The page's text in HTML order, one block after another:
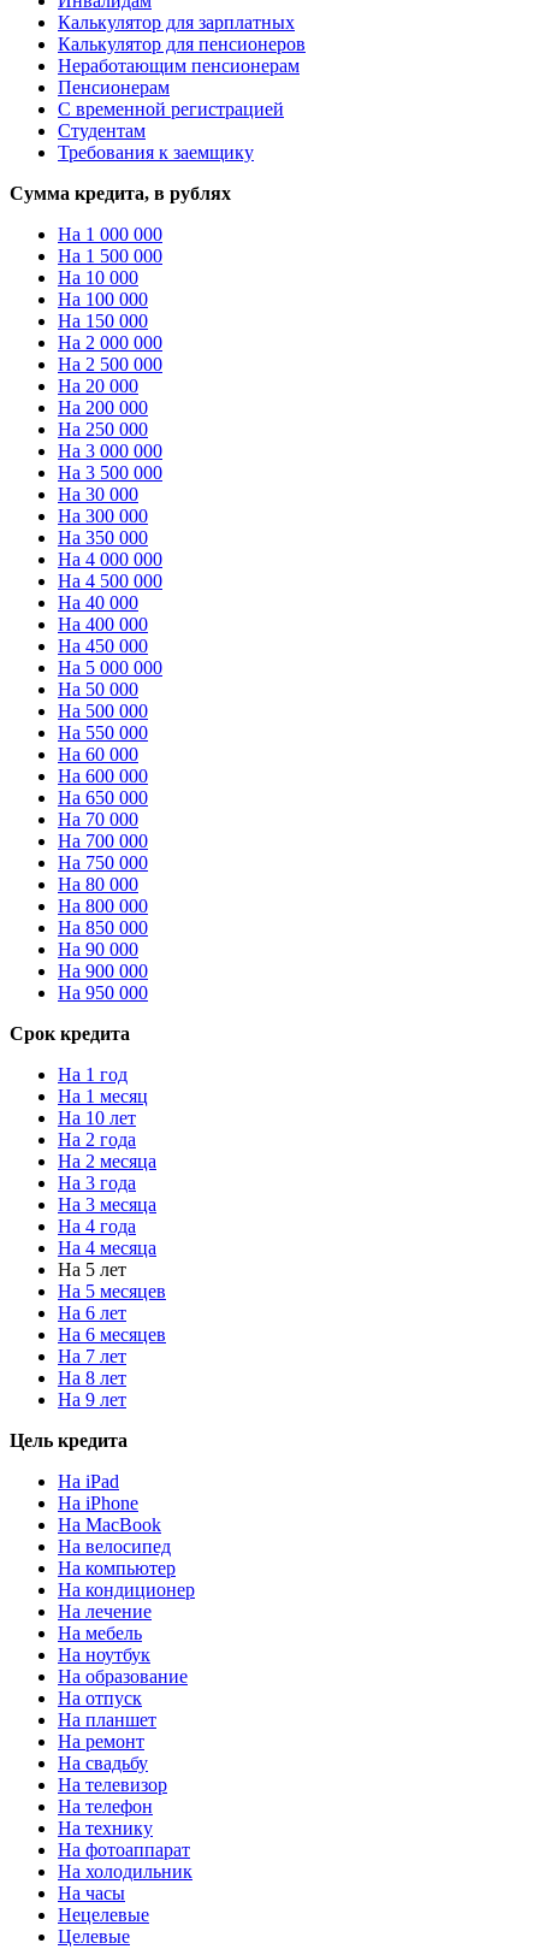
Калькулятор для зарплатных
Калькулятор для пенсионеров
Неработающим пенсионерам
Пенсионерам
С временной регистрацией
Студентам
Требования к заемщику
Сумма кредита, в рублях
На 1 000 000
На 1 500 000
На 10 000
На 100 000
На 150 000
На 2 000 000
На 2 500 000
На 20 000
На 200 000
На 250 000
На 3 000 000
На 3 500 000
На 30 000
На 300 000
На 350 000
На 4 000 000
На 4 500 000
На 40 000
На 400 000
На 450 000
На 5 000 000
На 50 000
На 500 000
На 550 000
На 60 000
На 600 000
На 650 000
На 70 000
На 700 000
На 750 000
На 80 000
На 800 000
На 850 000
На 90 000
На 900 000
На 950 000
Срок кредита
На 1 год
На 1 месяц
На 10 лет
На 2 года
На 2 месяца
На 3 года
На 3 месяца
На 4 года
На 4 месяца
На 5 лет
На 5 месяцев
На 6 лет
На 6 месяцев
На 7 лет
На 8 лет
На 9 лет
Цель кредита
На iPad
На iPhone
На MacBook
На велосипед
На компьютер
На кондиционер
На лечение
На мебель
На ноутбук
На образование
На отпуск
На планшет
На ремонт
На свадьбу
На телевизор
На телефон
На технику
На фотоаппарат
На холодильник
На часы
Нецелевые
Целевые